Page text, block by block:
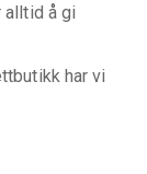
alltid å gi
har vi